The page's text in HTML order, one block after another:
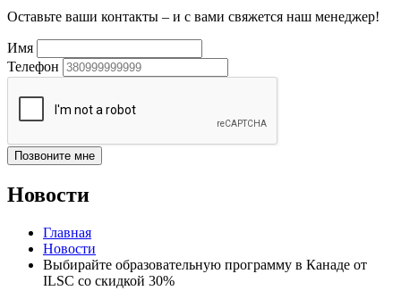
Оставьте ваши контакты – и с вами свяжется наш менеджер!
Имя
Телефон
Новости
Главная
Новости
Выбирайте образовательную программу в Канаде от
ILSC со скидкой 30%